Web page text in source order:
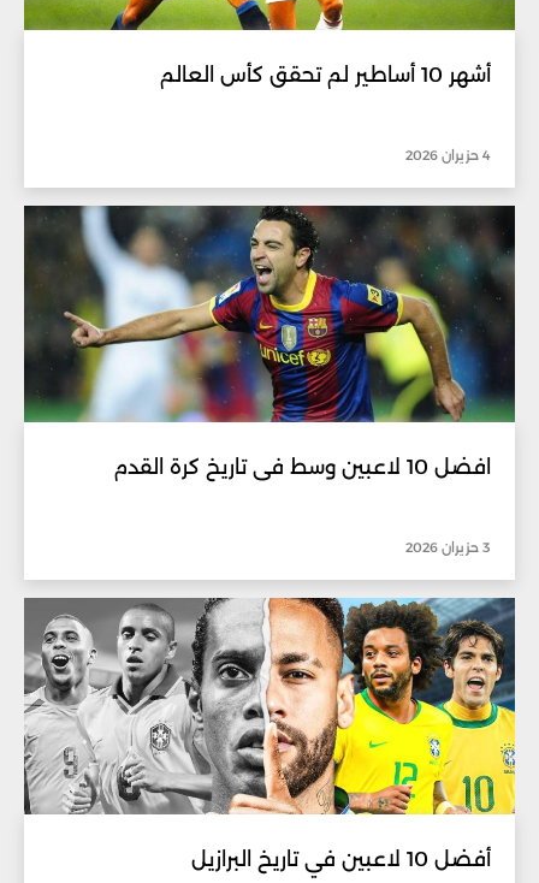
أشهر 10 أساطير لم تحقق كأس العالم
4 حزيران 2026
افضل 10 لاعبين وسط فى تاريخ كرة القدم
3 حزيران 2026
أفضل 10 لاعبين في تاريخ البرازيل